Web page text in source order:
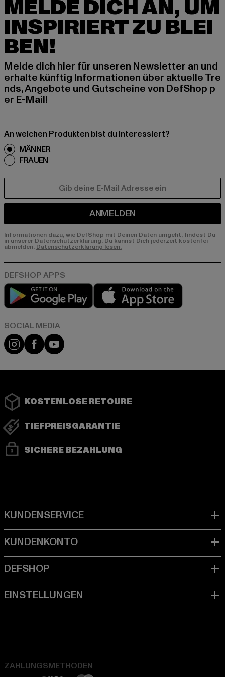
MELDE DICH AN, UM
INSPIRIERT ZU BLEI
BEN!
Melde dich hier für unseren Newsletter an und
erhalte künftig Informationen über aktuelle Tre
nds, Angebote und Gutscheine von DefShop p
er E-Mail!
An welchen Produkten bist du interessiert?
MÄNNER
FRAUEN
ANMELDEN
Informationen dazu, wie DefShop mit Deinen Daten umgeht, findest Du
in unserer Datenschutzerklärung. Du kannst Dich jederzeit kostenfei
abmelden. Datenschutzerklärung lesen.
Play market
Instagram
FacebookYouTube
KOSTENLOSE RETOURE
TIEFPREISGARANTIE
SICHERE BEZAHLUNG
ZAHLUNGSMETHODEN